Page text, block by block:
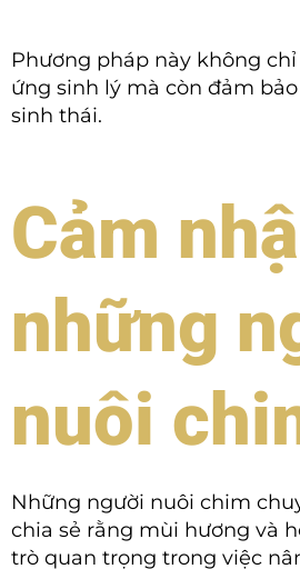
Phương pháp này không
ứng sinh lý mà còn đảm
sinh thái.
Cảm
những
nuôi
Những người nuôi chim
chia sẻ rằng mùi hương và
trò quan trọng trong việc